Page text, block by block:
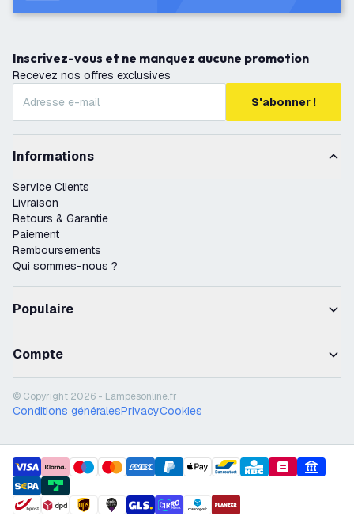
Inscrivez-vous et ne manquez aucune promotion
Recevez nos offres exclusives
S'abonner !
Informations
Service Clients
Livraison
Retours & Garantie
Paiement
Remboursements
Qui sommes-nous ?
Populaire
Compte
© Copyright 2026 - Lampesonline.fr
Conditions généralesPrivacyCookies
payment methods